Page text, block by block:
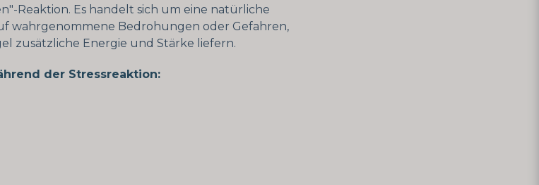
Reaktion. Es handelt sich um eine natürliche
wahrgenommene Bedrohungen oder Gefahren,
zusätzliche Energie und Stärke liefern.
der Stressreaktion: